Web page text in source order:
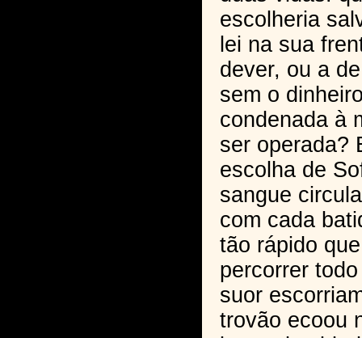
escolheria
lei na sua
dever, ou a
sem o
condenada à
ser operada?
escolha de
sangue
com cada
tão rápido
percorrer
suor
trovão ecoou